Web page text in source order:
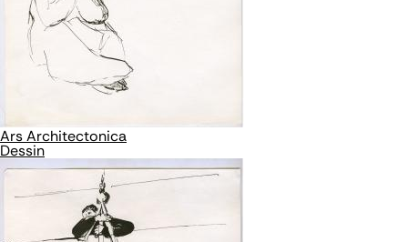
Ars Architectonica
Dessin